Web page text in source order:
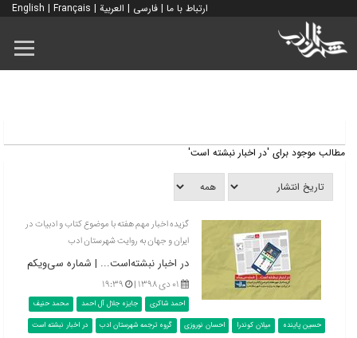
ارتباط با ما | فارسی | العربية |
English | Français
مطالب موجود برای 'در اخبار نبشته است'
گزیده اخبار مهم هفته با موضوع کتاب و ادبیات در
ایران و جهان به روایت شهرستان ادب
در اخبار نبشته‌است... | شماره سی‌‌ویکم
۰۱ دی ۱۳۹۸ | ۱۹:۳۹
احمد شاکری جایزه جلال آل احمد
محمد حنیف
حسین پاینده
میلان کوندرا احسان نوروزی گروه ترجمه شهرستان ادب
در اخبار نبشته است